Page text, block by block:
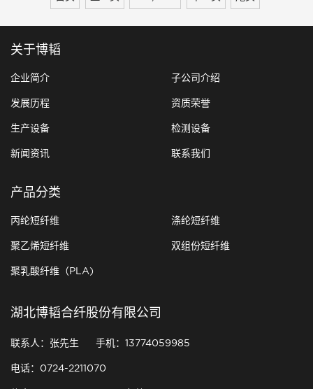
关税，以保障国内生产商免受严重伤害或威
胁。 印度Indorama工业有限公司在申请
关于博韬
企业简介 子公司介绍
发展历程 资质荣誉
生产设备 检测设备
新闻资讯 联系我们
产品分类
丙纶短纤维 涤纶短纤维
聚乙烯短纤维 双组份短纤维
聚乳酸纤维（PLA)
湖北博韬合纤股份有限公司
联系人：张先生 手机：13774059985
电话：0724-2211070